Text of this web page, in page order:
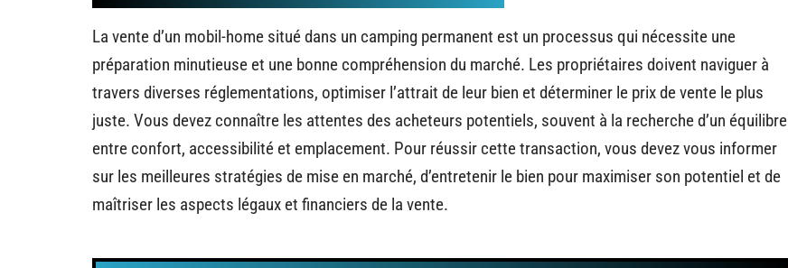
La vente d’un mobil-home situé dans un camping permanent est un processus qui nécessite une
préparation minutieuse et une bonne compréhension du marché. Les propriétaires doivent naviguer à
travers diverses réglementations, optimiser l’attrait de leur bien et déterminer le prix de vente le plus
juste. Vous devez connaître les attentes des acheteurs potentiels, souvent à la recherche d’un équilibre
entre confort, accessibilité et emplacement. Pour réussir cette transaction, vous devez vous informer
sur les meilleures stratégies de mise en marché, d’entretenir le bien pour maximiser son potentiel et de
maîtriser les aspects légaux et financiers de la vente.